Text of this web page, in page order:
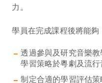
力。
學員在完成課程後將能夠
透過參與及研究音樂
學習策略於粵劇及流行
制定合適的學習評估